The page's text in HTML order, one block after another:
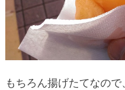
もちろん揚げたてなの